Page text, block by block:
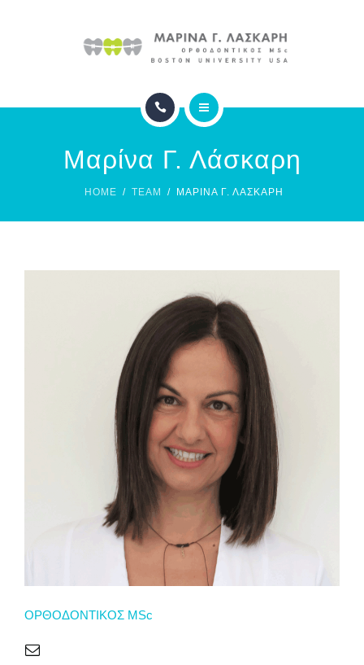
ΦΩΤΟΓΡΑΦΙΕΣ
ΟΡΘΟΔΟΝΤΙΚΗΜαρίνα Γ. Λάσκαρη
HOME TEAM ΜΑΡΊΝΑ Γ. ΛΆΣΚΑΡΗ
OΡΘΟΔΟΝΤΙΚΟΣ MSc